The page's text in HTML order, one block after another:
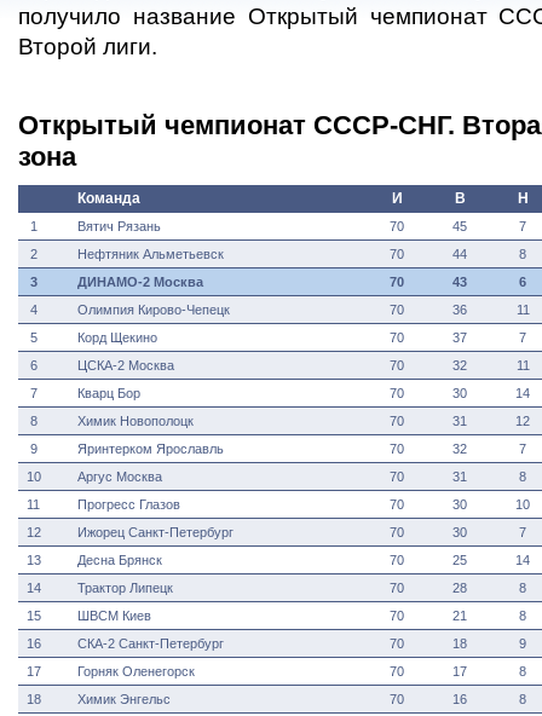
получило название Открытый чемпионат
Второй лиги.
Открытый чемпионат СССР-СНГ.
зона
Команда И В Н
1 Вятич Рязань 70 45
7
2
Нефтяник Альметьевск 70 44
8
3
ДИНАМО-2 Москва 70 43
6
4
Олимпия Кирово-Чепецк 70 36
11
5
Корд Щекино 70 37
7
6
ЦСКА-2 Москва 70 32
11
7
Кварц Бор 70 30
14
8
Химик Новополоцк 70 31
12
9
Яринтерком Ярославль 70 32
7
10
Аргус Москва 70 31
8
11
Прогресс Глазов 70 30
10
12
Ижорец Санкт-Петербург 70 30
7
13
Десна Брянск 70 25
14
14
Трактор Липецк 70 28
8
15
ШВСМ Киев 70 21
8
16
СКА-2 Санкт-Петербург 70 18
9
17
Горняк Оленегорск 70 17
8
18
Химик Энгельс 70 16
8